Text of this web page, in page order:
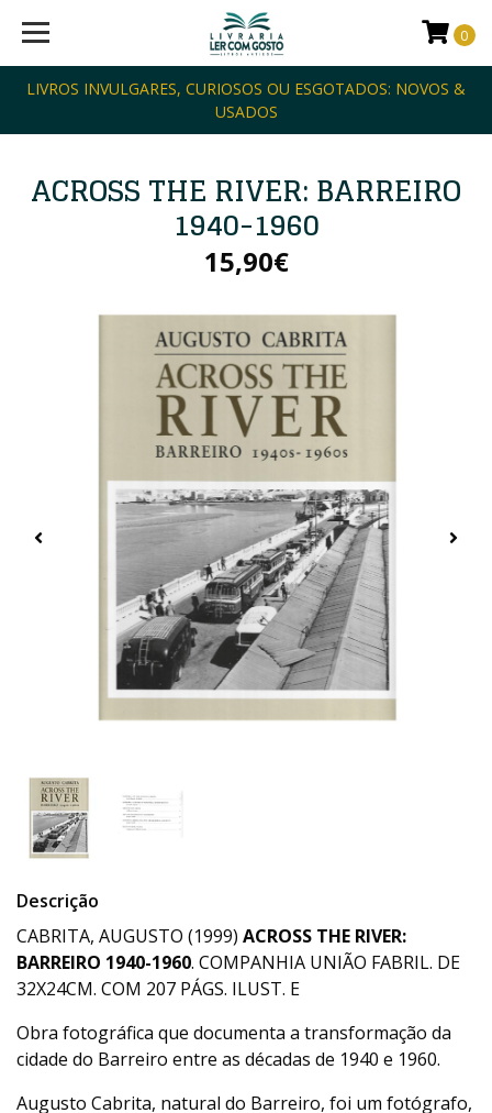
LIVROS INVULGARES, CURIOSOS OU ESGOTADOS: NOVOS &
USADOS
0
ACROSS THE RIVER: BARREIRO
1940-1960
15,90€
Descrição
CABRITA, AUGUSTO (1999) ACROSS THE RIVER:
BARREIRO 1940-1960. COMPANHIA UNIÃO FABRIL. DE
32X24CM. COM 207 PÁGS. ILUST. E
Obra fotográfica que documenta a transformação da
cidade do Barreiro entre as décadas de 1940 e 1960.
Augusto Cabrita, natural do Barreiro, foi um fotógrafo,